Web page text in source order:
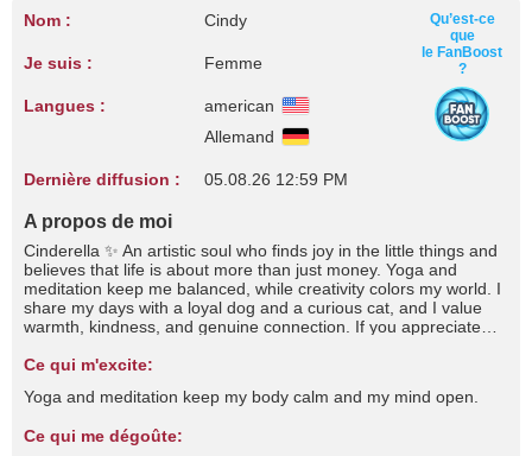
Nom : Cindy
Je suis : Femme
Langues :
american
Allemand
Dernière diffusion : 05.08.26 12:59 PM
Qu’est-ce
que
le FanBoost
?
A propos de moi
Cinderella ✨ An artistic soul who finds joy in the little things and
believes that life is about more than just money. Yoga and
meditation keep me balanced, while creativity colors my world. I
share my days with a loyal dog and a curious cat, and I value
warmth, kindness, and genuine connection. If you appreciate
enjoy stepping into my world.
Ce qui m'excite:
Yoga and meditation keep my body calm and my mind open.
Ce qui me dégoûte: